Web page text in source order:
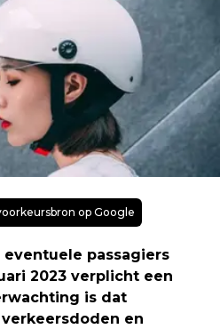
op Google
passagiers
2023 verplicht een
is dat
en